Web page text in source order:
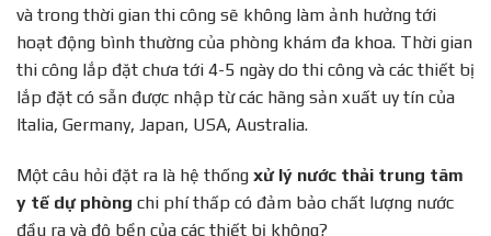
và trong thời gian thi công sẽ không làm ảnh hưởng tới
hoạt động bình thường của phòng khám đa khoa. Thời gian
thi công lắp đặt chưa tới 4-5 ngày do thi công và các thiết bị
lắp đặt có sẵn được nhập từ các hãng sản xuất uy tín của
Italia, Germany, Japan, USA, Australia.
Một câu hỏi đặt ra là hệ thống xử lý nước thải trung tâm
y tế dự phòng chi phí thấp có đảm bảo chất lượng nước
đầu ra và độ bền của các thiết bị không?